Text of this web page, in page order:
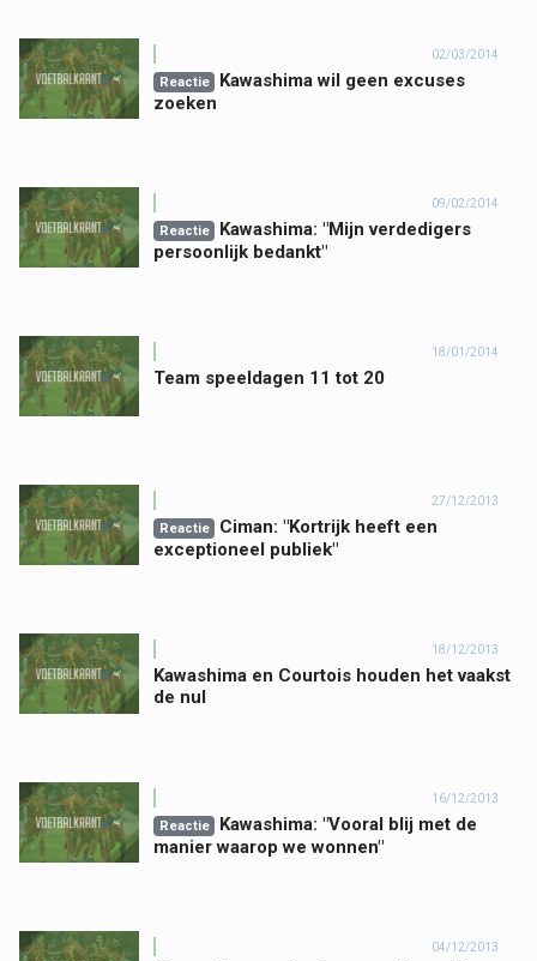
02/03/2014
Reactie
Kawashima wil geen excuses
zoeken
09/02/2014
Reactie
Kawashima: "Mijn verdedigers
persoonlijk bedankt"
18/01/2014
Team speeldagen 11 tot 20
27/12/2013
Reactie
Ciman: "Kortrijk heeft een
exceptioneel publiek"
18/12/2013
Kawashima en Courtois houden het vaakst
de nul
16/12/2013
Reactie
Kawashima: "Vooral blij met de
manier waarop we wonnen"
04/12/2013